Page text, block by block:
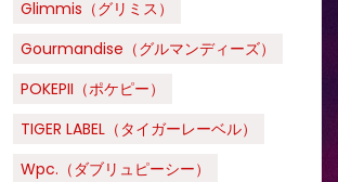
Glimmis（グリミス）
Gourmandise（グルマンディーズ）
POKEPII（ポケピー）
TIGER LABEL（タイガーレーベル）
Wpc.（ダブリュピーシー）